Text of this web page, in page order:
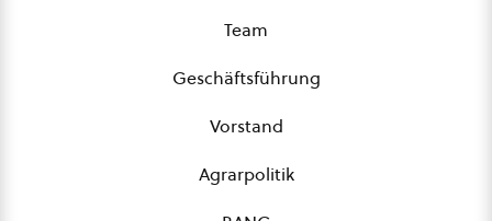
Team
Geschäftsführung
Vorstand
Agrarpolitik